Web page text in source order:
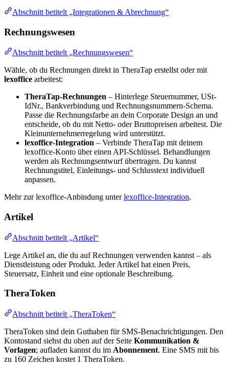
Abschnitt betitelt „Integrationen & Abrechnung“
Rechnungswesen
Abschnitt betitelt „Rechnungswesen“
Wähle, ob du Rechnungen direkt in TheraTap erstellst oder mit
lexoffice arbeitest:
TheraTap-Rechnungen – Hinterlege Steuernummer, USt-
IdNr., Bankverbindung und Rechnungsnummern-Schema.
Passe die Rechnungsfarbe an dein Corporate Design an und
entscheide, ob du mit Netto- oder Bruttopreisen arbeitest. Die
Kleinunternehmerregelung wird unterstützt.
lexoffice-Integration – Verbinde TheraTap mit deinem
lexoffice-Konto über einen API-Schlüssel. Behandlungen
werden als Rechnungsentwurf übertragen. Du kannst
Rechnungstitel, Einleitungs- und Schlusstext individuell
anpassen.
Mehr zur lexoffice-Anbindung unterlexoffice-Integration.
Artikel
Abschnitt betitelt „Artikel“
Lege Artikel an, die du auf Rechnungen verwenden kannst – als
Dienstleistung oder Produkt. Jeder Artikel hat einen Preis,
Steuersatz, Einheit und eine optionale Beschreibung.
TheraToken
Abschnitt betitelt „TheraToken“
TheraToken sind dein Guthaben für SMS-Benachrichtigungen. Den
Kontostand siehst du oben auf der Seite Kommunikation &
Vorlagen; aufladen kannst du im Abonnement. Eine SMS mit bis
zu 160 Zeichen kostet 1 TheraToken.